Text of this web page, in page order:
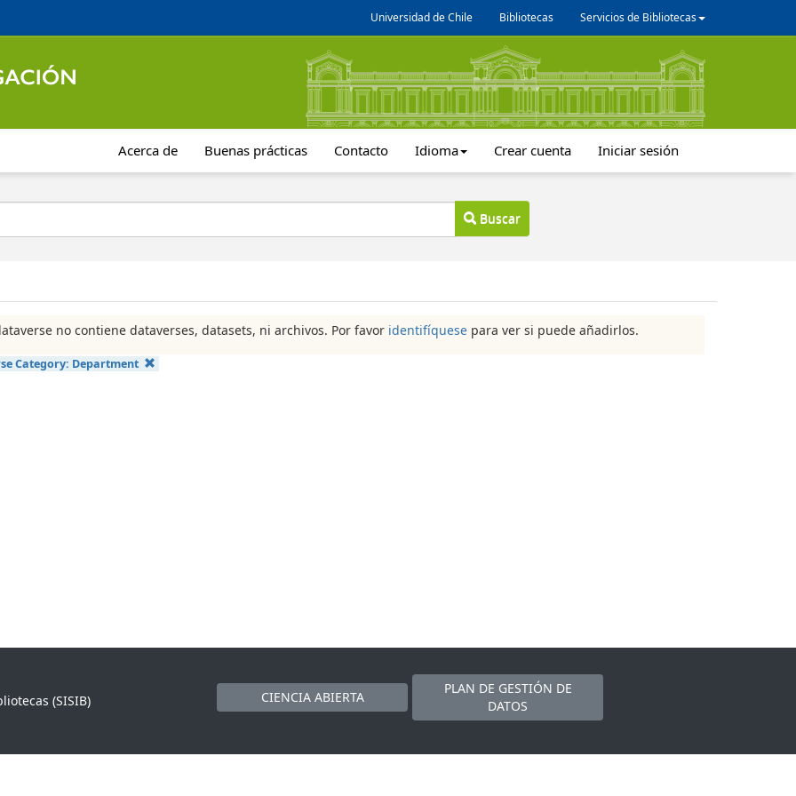
Universidad de Chile Bibliotecas Servicios de Bibliotecas
Acerca de Buenas prácticas Contacto Idioma Crear cuenta Iniciar sesión
Buscar
no contiene dataverses, datasets, ni archivos. Por favor identifíquese para ver si puede añadirlos.
Category: Department
(SISIB)
CIENCIA ABIERTA
PLAN DE GESTIÓN DE
DATOS